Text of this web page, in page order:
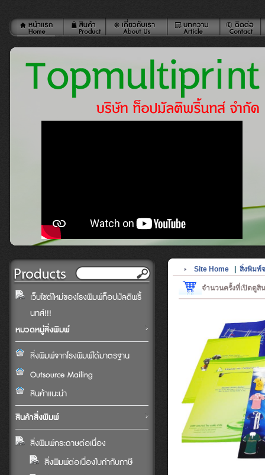
เว็บไซต์ใหม่ของโรงพิมพ์ท็อปมัลติพริ้
นทส์!!!
หมวดหมู่สิ่งพิมพ์
สิ่งพิมพ์จากโรงพิมพ์ได้มาตรฐาน
Outsource Mailing
สินค้าแนะนำ
สินค้าสิ่งพิมพ์
สิ่งพิมพ์กระดาษต่อเนื่อง
สิ่งพิมพ์ต่อเนื่องใบกำกับภาษี
Site Home สิ่งพิมพ์
จำนวนครั้งที่เปิดดูสิ